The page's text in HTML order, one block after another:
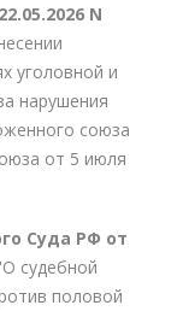
N
уголовной и
нарушения
союза
от 5 июля
Суда РФ от
судебной
половой